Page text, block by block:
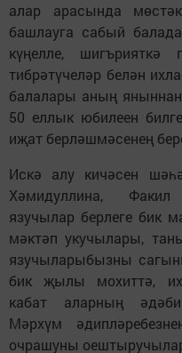
алар арасында
башлауга сабый
күңелле,
тибрәтүчеләр белән
балалары аның
50 еллык юбилеен
иҗат берләшмәсенең
Искә алу кичәсен
Хәмидуллина, Факил
язучылар берлеге бик
мәктәп укучылары,
язучыларыбызны
бик җылы мохиттә,
кабат аларның
Мәрхүм
очрашуны